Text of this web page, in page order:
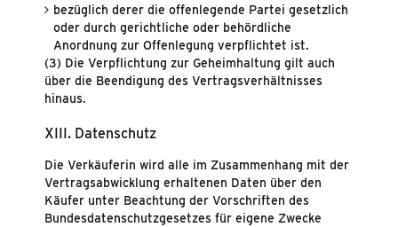
bezüglich derer die offenlegende Partei gesetzlich
oder durch gerichtliche oder behördliche
Anordnung zur Offenlegung verpflichtet ist.
(3) Die Verpflichtung zur Geheimhaltung gilt auch
über die Beendigung des Vertragsverhältnisses
hinaus.
XIII. Datenschutz
Die Verkäuferin wird alle im Zusammenhang mit der
Vertragsabwicklung erhaltenen Daten über den
Käufer unter Beachtung der Vorschriften des
Bundesdatenschutzgesetzes für eigene Zwecke